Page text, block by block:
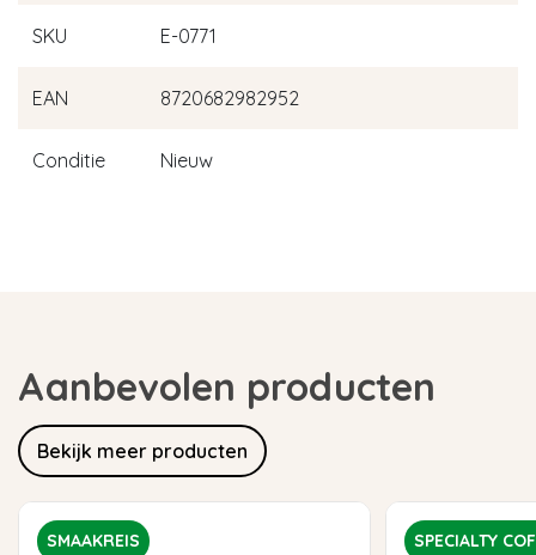
SKU E-0771
EAN 8720682982952
Conditie Nieuw
Aanbevolen producten
Bekijk meer producten
SMAAKREIS SPECIALTY